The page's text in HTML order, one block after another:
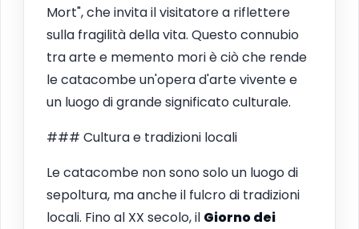
Mort", che invita il visitatore a riflettere
sulla fragilità della vita. Questo connubio
tra arte e memento mori è ciò che rende
le catacombe un'opera d'arte vivente e
un luogo di grande significato culturale.
### Cultura e tradizioni locali
Le catacombe non sono solo un luogo di
sepoltura, ma anche il fulcro di tradizioni
locali. Fino al XX secolo, il Giorno dei